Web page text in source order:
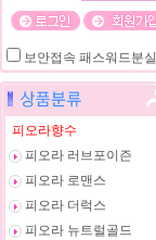
보안접속 패스워드분실
피오라향수
피오라 러브포이즌
피오라 로맨스
피오라 더럭스
피오라 뉴트럴골드